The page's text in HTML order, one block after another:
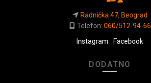
Radnička 47, Beograd
Telefon: 060/512-94-66
Instagram
Facebook
DODATNO